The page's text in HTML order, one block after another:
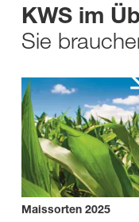
KWS im
Sie
Maissorten 2025